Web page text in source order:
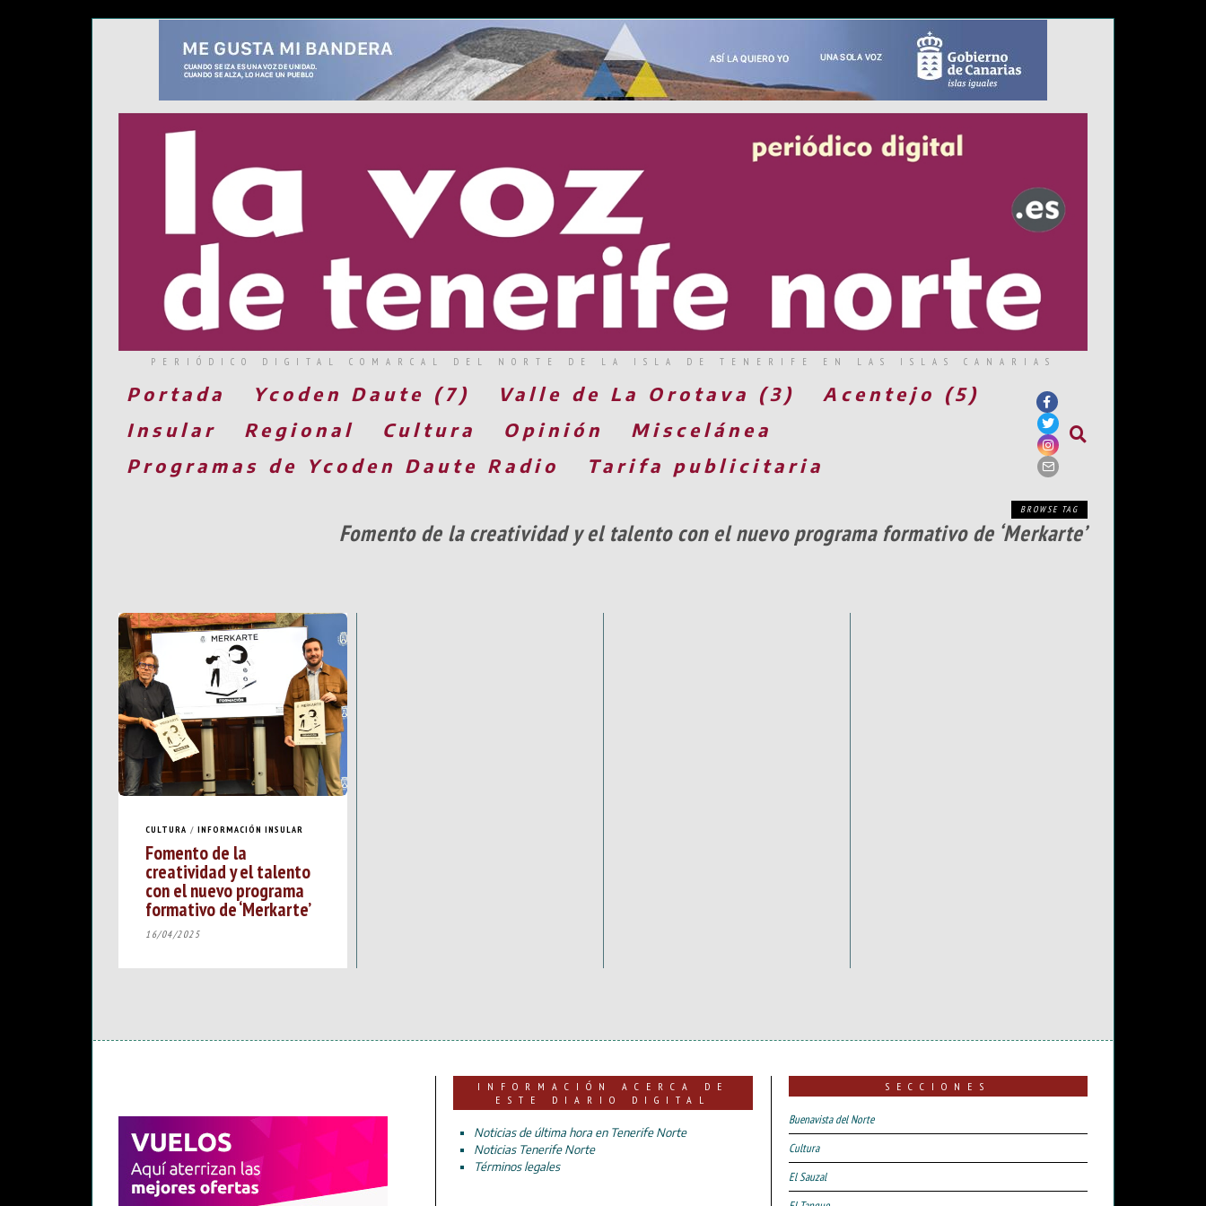
PERIÓDICO DIGITAL COMARCAL DEL NORTE DE LA ISLA DE TENERIFE EN LAS ISLAS CANARIAS
Portada Ycoden Daute (7) Valle de La Orotava (3)
Acentejo (5)
Insular
Regional Cultura Opinión
Miscelánea
Programas de Ycoden Daute Radio
Tarifa publicitaria
BROWSE TAG
Fomento de la creatividad y el talento con el nuevo programa formativo de ‘Merkarte’
CULTURA / INFORMACIÓN INSULAR
Fomento de la
creatividad y el talento
con el nuevo programa
formativo de ‘Merkarte’
16/04/2025
INFORMACIÓN ACERCA DE
ESTE DIARIO DIGITAL
Noticias de última hora en Tenerife Norte
Noticias Tenerife Norte
Términos legales
SECCIONES
Buenavista del Norte
Cultura
El Sauzal